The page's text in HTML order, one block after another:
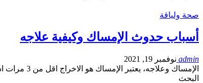
صحة ولياقة
أسباب حدوث الإمساك وكيفية علاجه
admin نوفمبر 19, 2021
الإمساك وعلاجه، يعتبر الإمساك هو الاخراج اقل من 3 مرات اسبوعيا، اما الامساك المزمن هو ذلك…
البحث